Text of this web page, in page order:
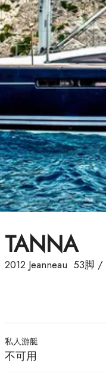
TANNA
2012 Jeanneau 53脚 /
私人游艇
不可用